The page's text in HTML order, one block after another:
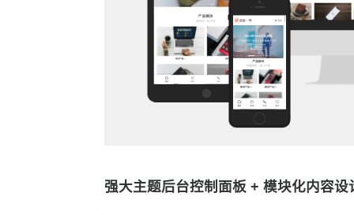
强大主题后台控制面板 + 模块化内容设